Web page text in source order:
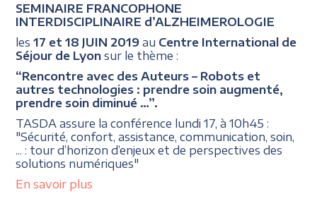
SEMINAIRE FRANCOPHONE
INTERDISCIPLINAIRE d’ALZHEIMEROLOGIE
les17 et 18 JUIN 2019au Centre International de
Séjour de Lyon sur le thème :
“Rencontre avec des Auteurs – Robots et
autres technologies : prendre soin augmenté,
prendre soin diminué …”.
TASDA assure la conférence lundi 17, à 10h45 :
"Sécurité, confort, assistance, communication, soin,
... : tour d’horizon d’enjeux et de perspectives des
solutions numériques"
En savoir plus